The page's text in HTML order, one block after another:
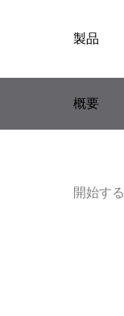
製品
概要
開始する